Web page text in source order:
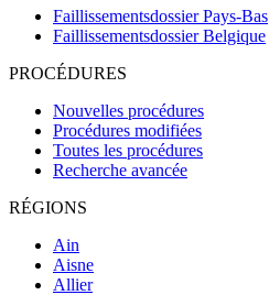
Faillissementsdossier Pays-Bas
Faillissementsdossier Belgique
PROCÉDURES
Nouvelles procédures
Procédures modifiées
Toutes les procédures
Recherche avancée
RÉGIONS
Ain
Aisne
Allier